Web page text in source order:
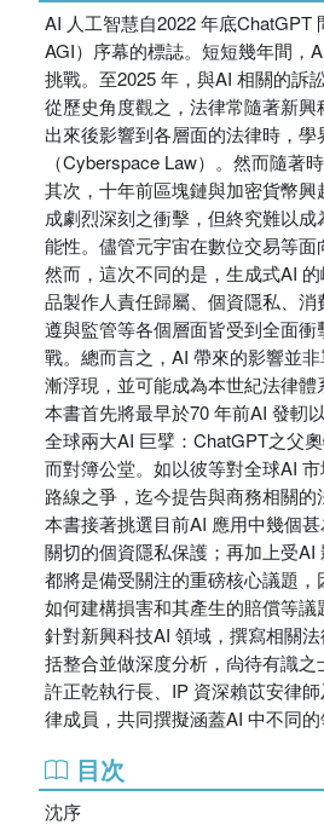
AI 人工智慧自2022 年底ChatGPT
AGI）序幕的標誌。短短幾年間，
挑戰。至2025 年，與AI 相關的訴
從歷史角度觀之，法律常隨著新
出來後影響到各層面的法律時，
（Cyberspace Law）。然而隨著
其次，十年前區塊鏈與加密貨幣
成劇烈深刻之衝擊，但終究難以
能性。儘管元宇宙在數位交易等
然而，這次不同的是，生成式AI
品製作人責任歸屬、個資隱私、
遵與監管等各個層面皆受到全面
戰。總而言之，AI 帶來的影響並
漸浮現，並可能成為本世紀法律體
本書首先將最早於70 年前AI 發軔
全球兩大AI 巨擘：ChatGPT之父
而對簿公堂。如以彼等對全球AI
路線之爭，迄今提告與商務相關的
本書接著挑選目前AI 應用中幾個
關切的個資隱私保護；再加上受
都將是備受關注的重磅核心議題
如何建構損害和其產生的賠償等
針對新興科技AI 領域，撰寫相關
括整合並做深度分析，尙待有識
許正乾執行長、IP 資深賴苡安律
律成員，共同撰擬涵蓋AI 中不同
目次
沈序